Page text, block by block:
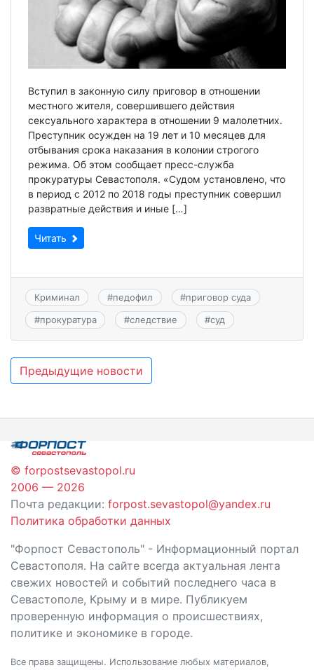
Вступил в законную силу приговор в отношении
местного жителя, совершившего действия
сексуального характера в отношении 9 малолетних.
Преступник осужден на 19 лет и 10 месяцев для
отбывания срока наказания в колонии строгого
режима. Об этом сообщает пресс-служба
прокуратуры Севастополя. «Судом установлено, что
в период с 2012 по 2018 годы преступник совершил
развратные действия и иные […]
Читать
Криминал #педофил #приговор суда
#прокуратура #следствие #суд
Навигация
записям
Предыдущие новости
© forpostsevastopol.ru
2006 — 2026
Почта редакции: forpost.sevastopol@yandex.ru
Политика обработки данных
"Форпост Севастополь" - Информационный портал
Севастополя. На сайте всегда актуальная лента
свежих новостей и событий последнего часа в
Севастополе, Крыму и в мире. Публикуем
проверенную информация о происшествиях,
политике и экономике в городе.
Все права защищены. Использование любых материалов,